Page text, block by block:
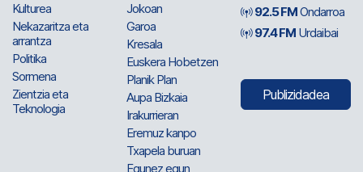
Kulturea
Nekazaritza eta
arrantza
Politika
Sormena
Zientzia eta
Teknologia
Jokoan
Garoa
Kresala
Euskera Hobetzen
Planik Plan
Aupa Bizkaia
Irakurrieran
Eremuz kanpo
Txapela buruan
Egunez egun
92.5 FMOndarroa
97.4 FM Urdaibai
Publizidadea